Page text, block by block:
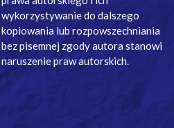
wykorzystywanie do dalszego
kopiowania lub rozpowszechniania
bez pisemnej zgody autora stanowi
naruszenie praw autorskich.